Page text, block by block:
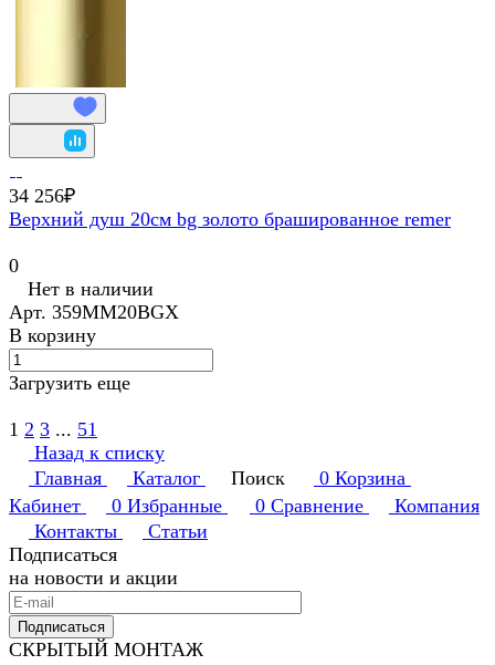
34 256₽
Верхний душ 20см bg золото брашированное remer
0
Нет в наличии
Арт. 359MM20BGX
В корзину
Загрузить еще
1 2 3 ... 51
Назад к списку
Главная
Каталог Поиск 0 Корзина
Кабинет
0 Избранные 0 Сравнение
Компания
Контакты
Статьи
Подписаться
на новости и акции
Подписаться
СКРЫТЫЙ МОНТАЖ